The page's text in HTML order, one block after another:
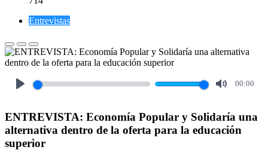
Entrevistas
00:00
ENTREVISTA: Economía Popular y Solidaría una
alternativa dentro de la oferta para la educación
superior